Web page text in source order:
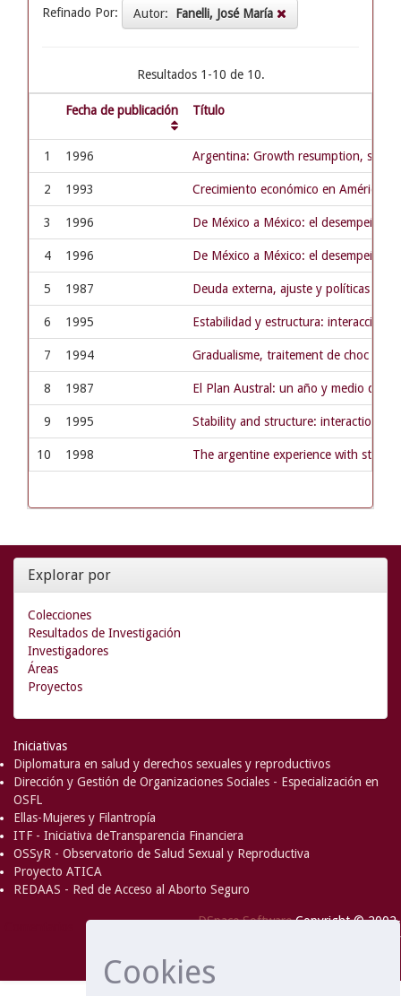
Cookies
Refinado Por: Autor: Fanelli, José María
Resultados 1-10 de 10.
Fecha de publicación Título
1 1996 Argentina: Growth resumption,
2 1993 Crecimiento económico en América
3 1996 De México a México: el desempeño
4 1996 De México a México: el desempeño
5 1987 Deuda externa, ajuste y políticas de
6 1995 Estabilidad y estructura:
7 1994 Gradualisme, traitement de choc et
8 1987 El Plan Austral: un año y medio
9 1995 Stability and structure: interactions
10 1998 The argentine experience with
Explorar por
Colecciones
Resultados de Investigación
Investigadores
Áreas
Proyectos
Iniciativas
Diplomatura en salud y derechos sexuales y reproductivos
Dirección y Gestión de Organizaciones Sociales - Especialización en
OSFL
Ellas-Mujeres y Filantropía
ITF - Iniciativa deTransparencia Financiera
OSSyR - Observatorio de Salud Sexual y Reproductiva
Proyecto ATICA
REDAAS - Red de Acceso al Aborto Seguro
DSpace SoftwareCopyright © 2002-
- Extensión mantenida y